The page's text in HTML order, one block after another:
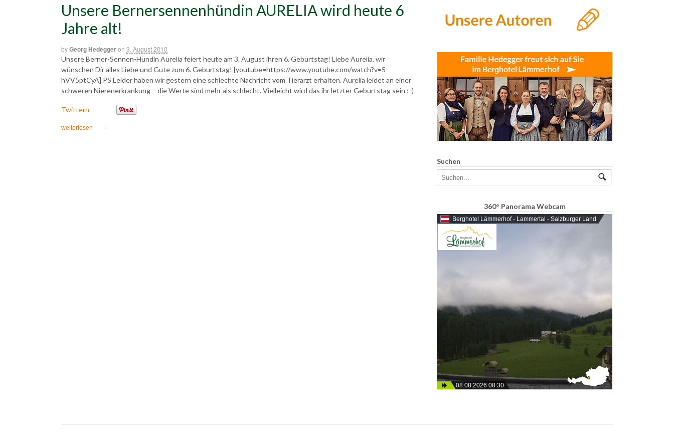
Unsere Bernersennenhündin AURELIA wird heute 6
Jahre alt!
byGeorg Hedeggeron 3. August 2010
Unsere Berner-Sennen-Hündin Aurelia feiert heute am 3. August ihren 6. Geburtstag! Liebe Aurelia, wir
wünschen Dir alles Liebe und Gute zum 6. Geburtstag! [youtube=https://www.youtube.com/watch?v=5-
hVV5ptCyA] PS Leider haben wir gestern eine schlechte Nachricht vom Tierarzt erhalten. Aurelia leidet an einer
schweren Nierenerkrankung – die Werte sind mehr als schlecht. Vielleicht wird das ihr letzter Geburtstag sein :-(
Twittern
weiterlesen ·
Suchen
360° Panorama Webcam
Berghotel Lämmerhof - Lammertal - Salzburger Land
08.08.2026 08:30